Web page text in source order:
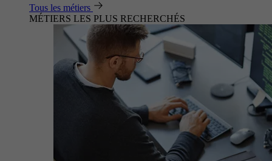
Tous les métiers
MÉTIERS LES PLUS RECHERCHÉS